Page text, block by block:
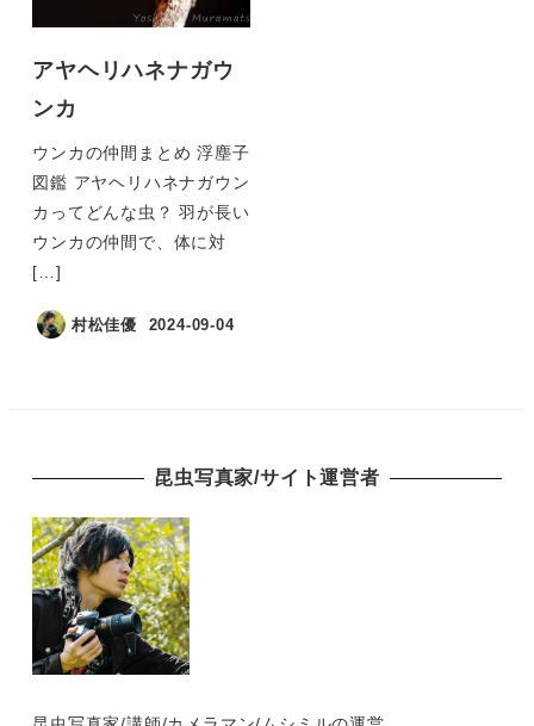
アヤヘリハネナガウ
ンカ
ウンカの仲間まとめ 浮塵子
図鑑 アヤヘリハネナガウン
カってどんな虫？ 羽が長い
ウンカの仲間で、体に対
[…]
村松佳優 2024-09-04
昆虫写真家/サイト運営者